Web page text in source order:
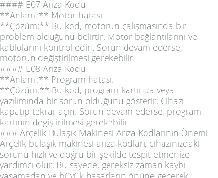
#### E07 Arıza Kodu
**Anlamı:** Motor hatası.
**Çözüm:** Bu kod, motorun çalışmasında bir
problem olduğunu belirtir. Motor bağlantılarını ve
kablolarını kontrol edin. Sorun devam ederse,
motorun değiştirilmesi gerekebilir.
#### E08 Arıza Kodu
**Anlamı:** Program hatası.
**Çözüm:** Bu kod, program kartında veya
yazılımında bir sorun olduğunu gösterir. Cihazı
kapatıp tekrar açın. Sorun devam ederse, program
kartının değiştirilmesi gerekebilir.
### Arçelik Bulaşık Makinesi Arıza Kodlarının Önemi
Arçelik bulaşık makinesi arıza kodları, cihazınızdaki
sorunu hızlı ve doğru bir şekilde tespit etmenize
yardımcı olur. Bu sayede, gereksiz zaman kaybı
yaşamadan ve büyük hasarların önüne geçerek